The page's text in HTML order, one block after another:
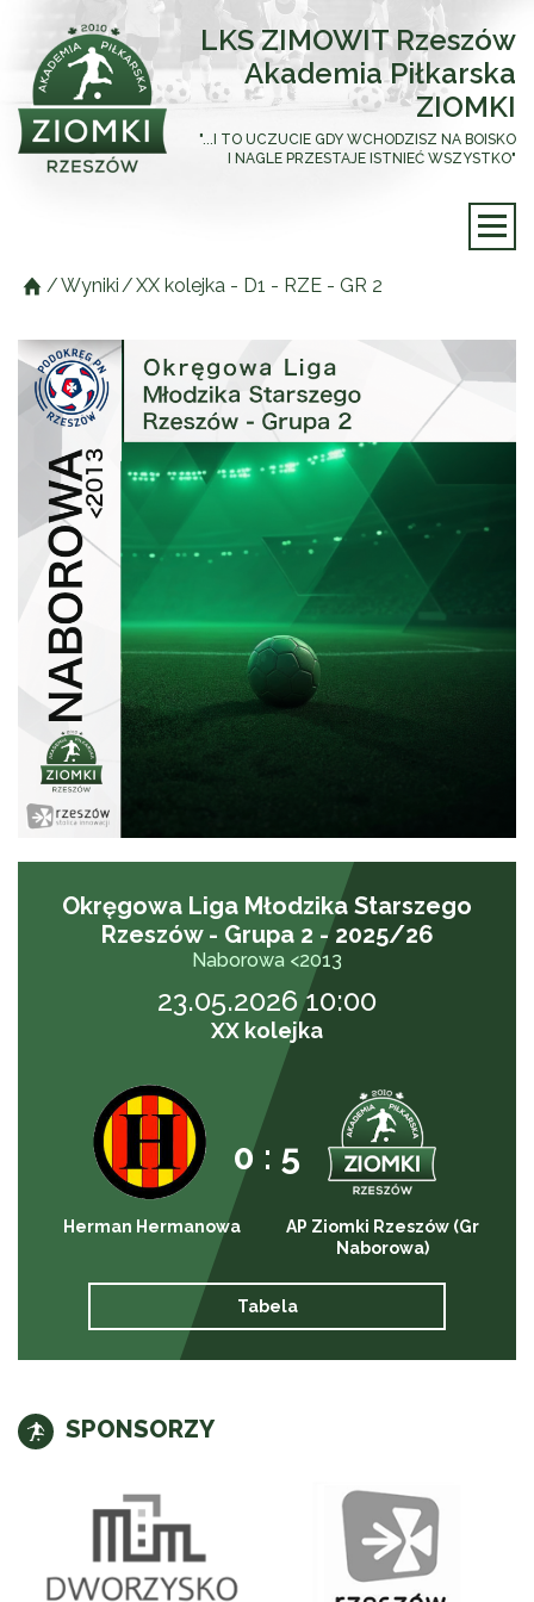
LKS ZIMOWIT Rzeszów
Akademia Piłkarska
ZIOMKI
"...I TO UCZUCIE GDY WCHODZISZ NA BOISKO
I NAGLE PRZESTAJE ISTNIEĆ WSZYSTKO"
/Wyniki /XX kolejka - D1 - RZE - GR 2
Okręgowa Liga Młodzika Starszego
Rzeszów - Grupa 2 - 2025/26
Naborowa <2013
23.05.2026 10:00
XX kolejka
0 : 5
Herman Hermanowa
AP Ziomki Rzeszów (Gr
Naborowa)
Tabela
SPONSORZY